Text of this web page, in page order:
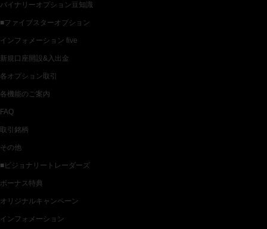
バイナリーオプション豆知識
■ファイブスターオプション
インフォメーション five
新規口座開設&入出金
各オプション取引
各機能のご案内
FAQ
取引銘柄
その他
■ビジョナリートレーダーズ
ボーナス特典
オリジナルキャンペーン
インフォメーション